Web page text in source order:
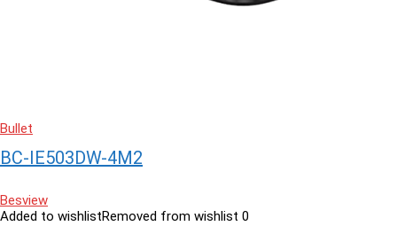
Bullet
BC-IE503DW-4M2
Besview
Added to wishlistRemoved from wishlist 0